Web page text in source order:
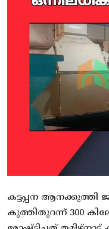
കട്ടപ്പന ആനക്കുത്തി
കുത്തിതുറന്ന് 300